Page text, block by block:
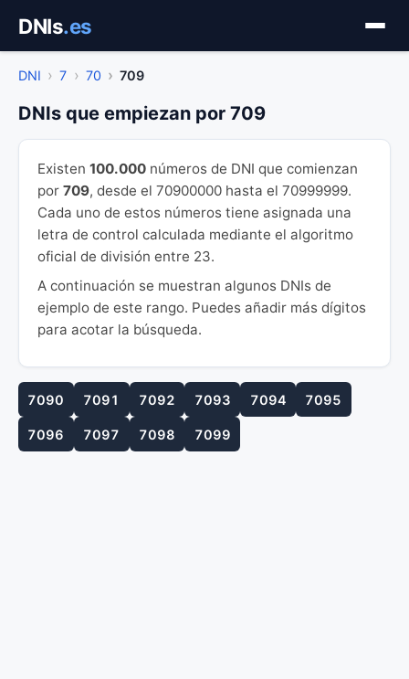
contenido
DNIs.es
DNI 7 70 709
DNIs que empiezan por 709
Existen 100.000 números de DNI que comienzan
por 709, desde el 70900000 hasta el 70999999.
Cada uno de estos números tiene asignada una
letra de control calculada mediante el algoritmo
oficial de división entre 23.
A continuación se muestran algunos DNIs de
ejemplo de este rango. Puedes añadir más dígitos
para acotar la búsqueda.
7090 7091 7092 7093 7094 7095
7096 7097 7098 7099